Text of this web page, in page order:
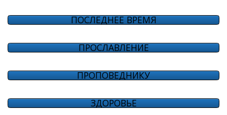
ПОСЛЕДНЕЕ ВРЕМЯ
ПРОСЛАВЛЕНИЕ
ПРОПОВЕДНИКУ
ЗДОРОВЬЕ